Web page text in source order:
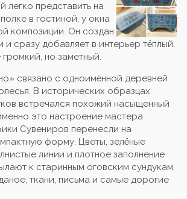
легко представить на
в гостиной, у окна
композиции. Он создан
и сразу добавляет в интерьер тёплый,
но заметный.
связано с одноимённой деревней
В исторических образцах
встречался похожий насыщенный
это настроение мастера
Сувениров перенесли на
форму. Цветы, зелёные
линии и плотное заполнение
к старинным оговским сундукам,
ткани, письма и самые дорогие